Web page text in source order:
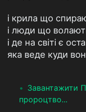
і крила що
і люди що
і де на світі є
яка веде куди
Завантажити
пророцтво...